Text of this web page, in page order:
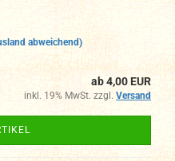
abweichend)
ab 4,00 EUR
inkl. 19% MwSt. zzgl. Versand